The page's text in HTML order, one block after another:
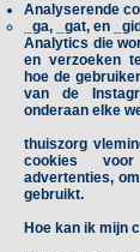
Analyserende
_ga, _gat, en _gid
Analytics die
en verzoeken
hoe de
van de
onderaan elke
thuiszorg
cookies
advertenties,
gebruikt.
Hoe kan ik mijn